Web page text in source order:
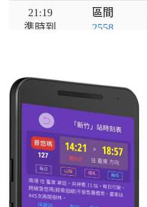
21:19
準時到
區間
2558
準時到
區間
22:20
晚7分
莒光
653
22:41
準時到
區間
2557